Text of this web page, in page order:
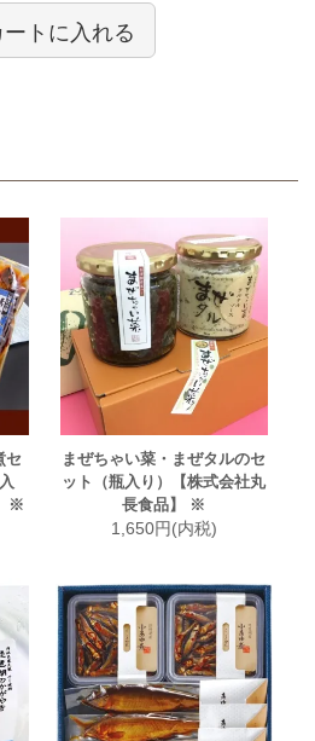
ートに入れる
セ
※
まぜちゃい菜・まぜタルのセ
ット（瓶入り）【株式会社丸
長食品】 ※
1,650円(内税)